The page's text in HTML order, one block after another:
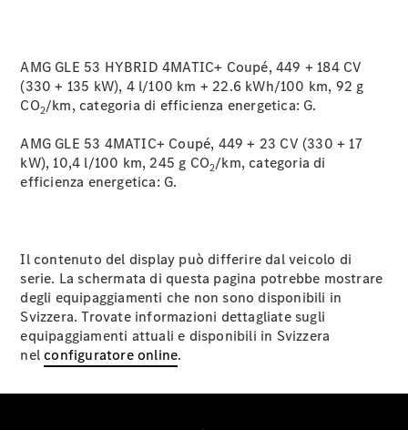
AMG GLE 53 HYBRID 4MATIC+ Coupé, 449 + 184 CV
(330 + 135 kW), 4 l/100 km + 22.6 kWh/100 km, 92 g
CO2/km, categoria di efficienza energetica: G.
AMG GLE 53 4MATIC+ Coupé, 449 + 23 CV (330 + 17
kW), 10,4 l/100 km, 245 g CO2/km, categoria di
efficienza energetica: G.
Il contenuto del display può differire dal veicolo di
serie. La schermata di questa pagina potrebbe mostrare
degli equipaggiamenti che non sono disponibili in
Svizzera. Trovate informazioni dettagliate sugli
equipaggiamenti attuali e disponibili in Svizzera
nelconfiguratore online.